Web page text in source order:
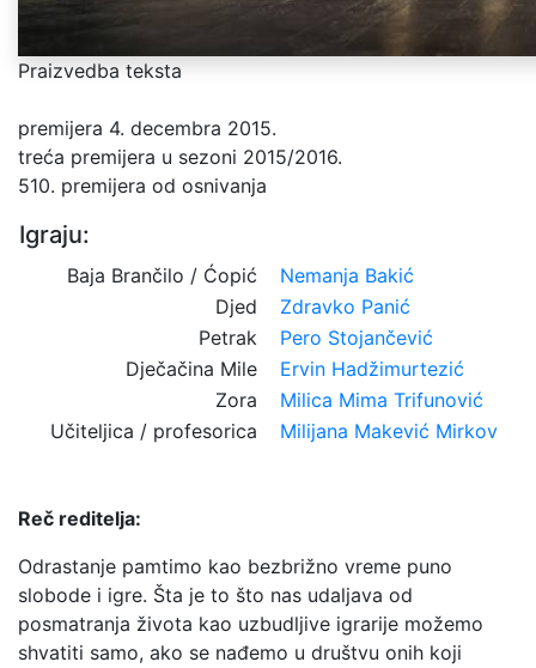
Praizvedba teksta
premijera 4. decembra 2015.
treća premijera u sezoni 2015/2016.
510. premijera od osnivanja
Igraju:
Baja Brančilo / Ćopić
Nemanja Bakić
Djed
Zdravko Panić
Petrak
Pero Stojančević
Dječačina Mile
Ervin Hadžimurtezić
Zora
Milica Mima Trifunović
Učiteljica / profesorica
Milijana Makević Mirkov
Reč reditelja:
Odrastanje pamtimo kao bezbrižno vreme puno
slobode i igre. Šta je to što nas udaljava od
posmatranja života kao uzbudljive igrarije možemo
shvatiti samo, ako se nađemo u društvu onih koji